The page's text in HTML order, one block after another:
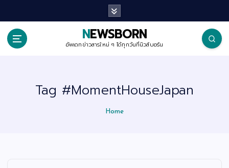
i
NEWSBORN
อัพเดทข่าวสารใหม่ ๆ ได้ทุกวันที่นิวส์บอร์น
Tag #MomentHouseJapan
Home